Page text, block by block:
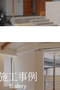
工事例
Gallery